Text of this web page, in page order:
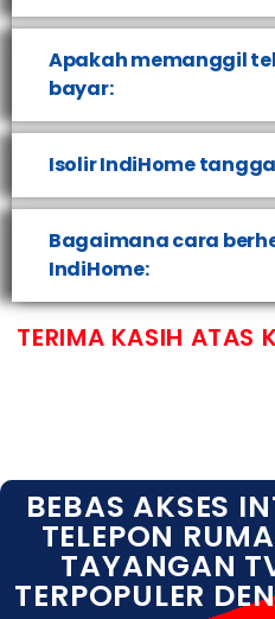
Apakah memanggil
bayar:
Isolir IndiHome
Bagaimana cara
IndiHome:
TERIMA KASIH ATAS
BEBAS AKSES
TELEPON
TAYANGAN
TERPOPULER